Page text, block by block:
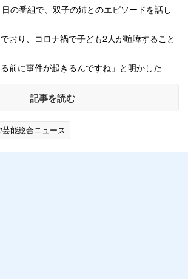
の番組で、双子の姉とのエピソードを話し
おり、コロナ禍で子ども2人が喧嘩すること
る前に事件が起きるんですね」と明かした
記事を読む
芸能総合ニュース